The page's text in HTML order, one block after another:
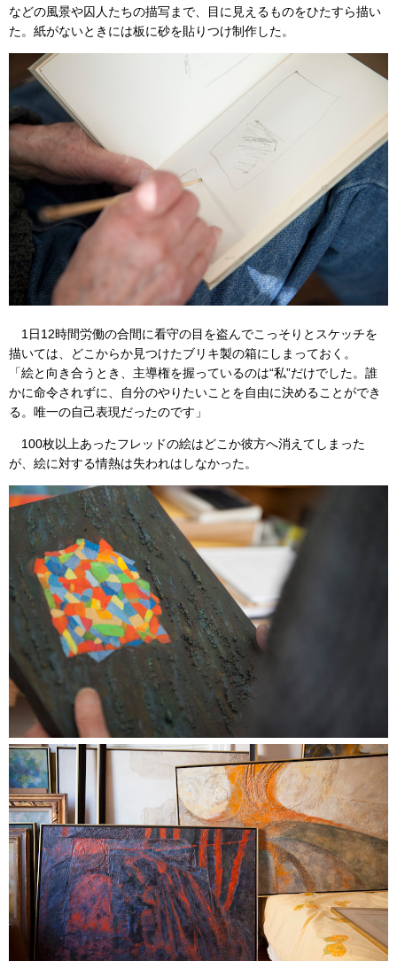
などの風景や囚人たちの描写まで、目に見えるものをひたすら描い
た。紙がないときには板に砂を貼りつけ制作した。
1日12時間労働の合間に看守の目を盗んでこっそりとスケッチを
描いては、どこからか見つけたブリキ製の箱にしまっておく。
「絵と向き合うとき、主導権を握っているのは“私”だけでした。誰
かに命令されずに、自分のやりたいことを自由に決めることができ
る。唯一の自己表現だったのです」
100枚以上あったフレッドの絵はどこか彼方へ消えてしまった
が、絵に対する情熱は失われはしなかった。